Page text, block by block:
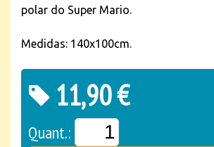
polar do Super Mario.
Medidas: 140x100cm.
11,90 €
Quant.: